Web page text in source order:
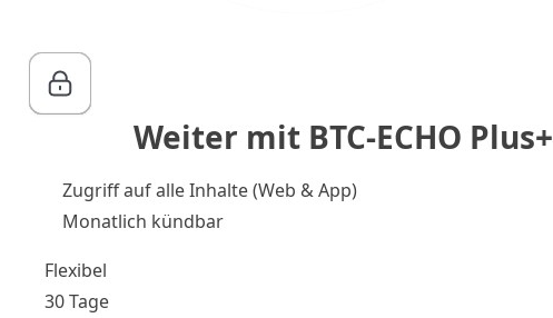
Weiter mit BTC-ECHO Plus+
Zugriff auf alle Inhalte (Web & App)
Monatlich kündbar
Flexibel
30 Tage